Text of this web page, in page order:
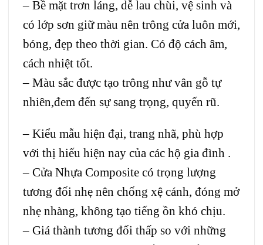
– Bề mặt trơn láng, dễ lau chùi, vệ sinh và
có lớp sơn giữ màu nên trông cửa luôn mới,
bóng, đẹp theo thời gian. Có độ cách âm,
cách nhiệt tốt.
– Màu sắc được tạo trông như vân gỗ tự
nhiên,đem đến sự sang trọng, quyến rũ.
– Kiểu mẫu hiện đại, trang nhã, phù hợp
với thị hiếu hiện nay của các hộ gia đình .
– Cửa Nhựa Composite có trọng lượng
tương đối nhẹ nên chống xệ cánh, đóng mở
nhẹ nhàng, không tạo tiếng ồn khó chịu.
– Giá thành tương đối thấp so với những